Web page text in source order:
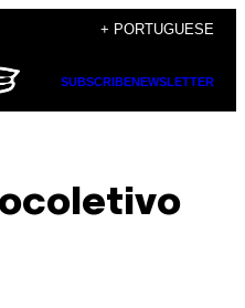
+ PORTUGUESE
SUBSCRIBENEWSLETTER